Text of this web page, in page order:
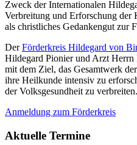
Zweck der Internationalen
Verbreitung und Erforschung der
als christliches Gedankengut zur
DerFörderkreis Hildegard von
Hildegard Pionier und Arzt
mit dem Ziel, das Gesamtwerk
ihre Heilkunde intensiv zu
der Volksgesundheit zu verbreiten.
Anmeldung zum Förderkreis
Aktuelle Termine